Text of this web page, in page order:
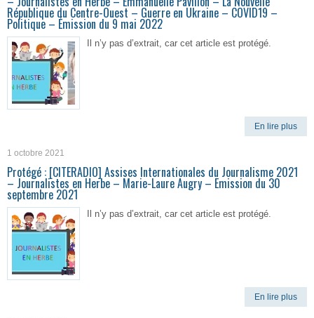
République du Centre-Ouest – Guerre en Ukraine – COVID19 –
Politique – Émission du 9 mai 2022
Il n’y pas d’extrait, car cet article est protégé.
En lire plus
1 octobre 2021
Protégé : [CITERADIO] Assises Internationales du Journalisme 2021
– Journalistes en Herbe – Marie-Laure Augry – Emission du 30
septembre 2021
Il n’y pas d’extrait, car cet article est protégé.
En lire plus